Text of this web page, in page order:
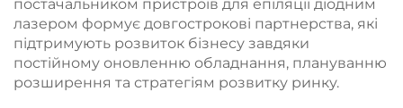
постачальником пристроїв для епіляції діодним
лазером формує довгострокові партнерства, які
підтримують розвиток бізнесу завдяки
постійному оновленню обладнання, плануванню
розширення та стратегіям розвитку ринку.